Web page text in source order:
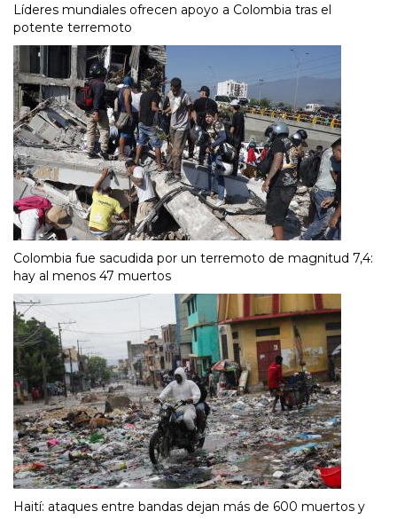
Líderes mundiales ofrecen apoyo a Colombia tras el
potente terremoto
Colombia fue sacudida por un terremoto de magnitud 7,4:
hay al menos 47 muertos
Haití: ataques entre bandas dejan más de 600 muertos y